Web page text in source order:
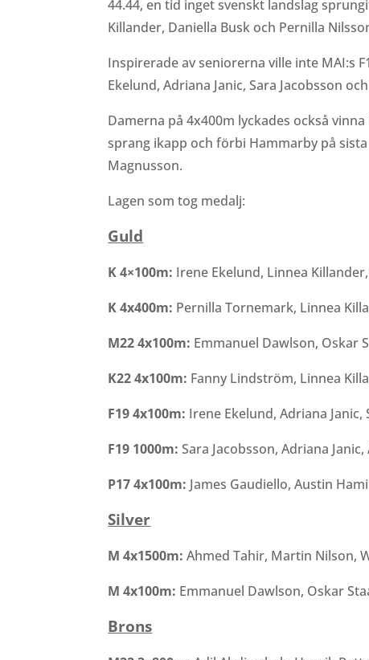
44.44, en tid inget svenskt landslag
Killander, Daniella Busk och Pernilla
Inspirerade av seniorerna ville inte MAI:s
Ekelund, Adriana Janic, Sara Jacobsson
Damerna på 4x400m lyckades också
sprang ikapp och förbi Hammarby på
Magnusson.
Lagen som tog medalj:
Guld
K 4×100m: Irene Ekelund, Linnea
K 4x400m: Pernilla Tornemark, Linnea
M22 4x100m: Emmanuel Dawlson, Oskar
K22 4x100m: Fanny Lindström, Linnea
F19 4x100m: Irene Ekelund, Adriana
F19 1000m: Sara Jacobsson, Adriana
P17 4x100m: James Gaudiello, Austin
Silver
M 4x1500m: Ahmed Tahir, Martin Nilson,
M 4x100m: Emmanuel Dawlson, Oskar
Brons